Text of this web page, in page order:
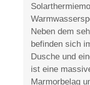
Neben dem
befinden sich
Dusche und
ist eine
Marmorbelag